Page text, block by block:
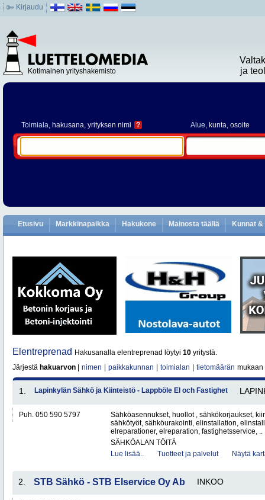
Kirjaudu
Kotimainen yrityshakemisto
ja
Toimiala, hakusana, yrityksen nimi ? Alue, kunta, osoite
Etusivu Markkinapaikka Hakukone Mainosta täällä Kunnat
Elentreprenad Hakusanalla elentreprenad löytyi 10 yritystä.
Järjestä hakuarvon nimen paikkakunnan toimialan tietomäärän mukaan
1. Lapinkylän Sähkö ja Kiinteistö - Lappböle El och Fastighet
Puh. 050 590 5797
Sähköasennukset, huollot , sähkökorjaukset,
sähkötyöt, sähköurakointi, elinstallation,
elreparationer, elreparation, fastighetsservice, ..
SÄHKÖALAN TÖITÄ
Lue lisää..
Tuotteet ja palvelut Näytä
2. STB Sähkö - STB Elservice Oy Ab INKOO